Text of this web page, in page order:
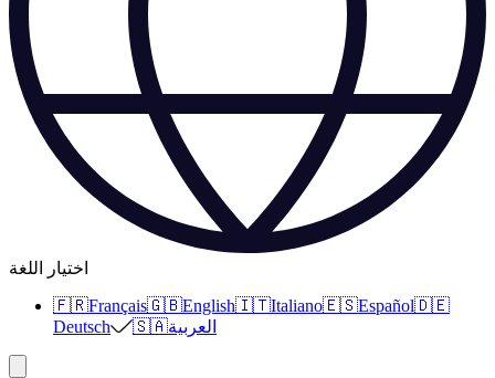
اختيار اللغة
🇫🇷Français🇬🇧English🇮🇹Italiano🇪🇸Español🇩🇪
Deutsch
🇸🇦العربية